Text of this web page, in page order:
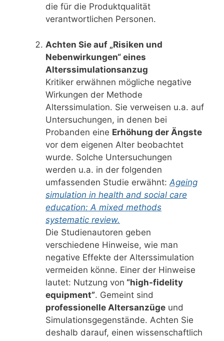
die für die Produktqualität
verantwortlichen Personen.
Achten Sie auf „Risiken und
Nebenwirkungen“ eines
Alterssimulationsanzug
Kritiker erwähnen mögliche negative
Wirkungen der Methode
Alterssimulation. Sie verweisen u.a. auf
Untersuchungen, in denen bei
Probanden eine Erhöhung der Ängste
vor dem eigenen Alter beobachtet
wurde. Solche Untersuchungen
werden u.a. in der folgenden
umfassenden Studie erwähnt: Ageing
simulation in health and social care
education: A mixed methods
systematic review.
Die Studienautoren geben
verschiedene Hinweise, wie man
negative Effekte der Alterssimulation
vermeiden könne. Einer der Hinweise
lautet: Nutzung von “high-fidelity
equipment”. Gemeint sind
professionelle Altersanzüge und
Simulationsgegenstände. Achten Sie
deshalb darauf, einen wissenschaftlich